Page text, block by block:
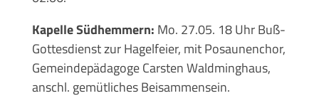
Kapelle Südhemmern: Mo. 27.05. 18 Uhr Buß-
Gottesdienst zur Hagelfeier, mit Posaunenchor,
Gemeindepädagoge Carsten Waldminghaus,
anschl. gemütliches Beisammensein.